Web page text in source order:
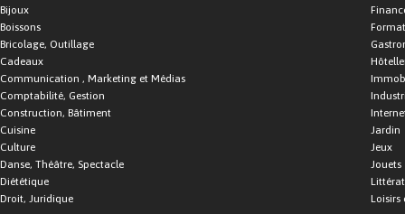
Bijoux
Boissons
Bricolage, Outillage
Cadeaux
Communication , Marketing et Médias
Comptabilité, Gestion
Construction, Bâtiment
Cuisine
Culture
Danse, Théâtre, Spectacle
Diététique
Droit, Juridique
Jardin
Jeux
Jouets
Loisirs